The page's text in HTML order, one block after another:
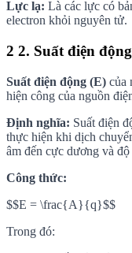
Lực lạ: Là các lực có
electron khỏi nguyên tử.
2 2. Suất điện động
Suất điện động (E) của
hiện công của nguồn
Định nghĩa: Suất điện
thực hiện khi dịch
âm đến cực dương và
Công thức:
$$E = \frac{A}{q}$$
Trong đó: